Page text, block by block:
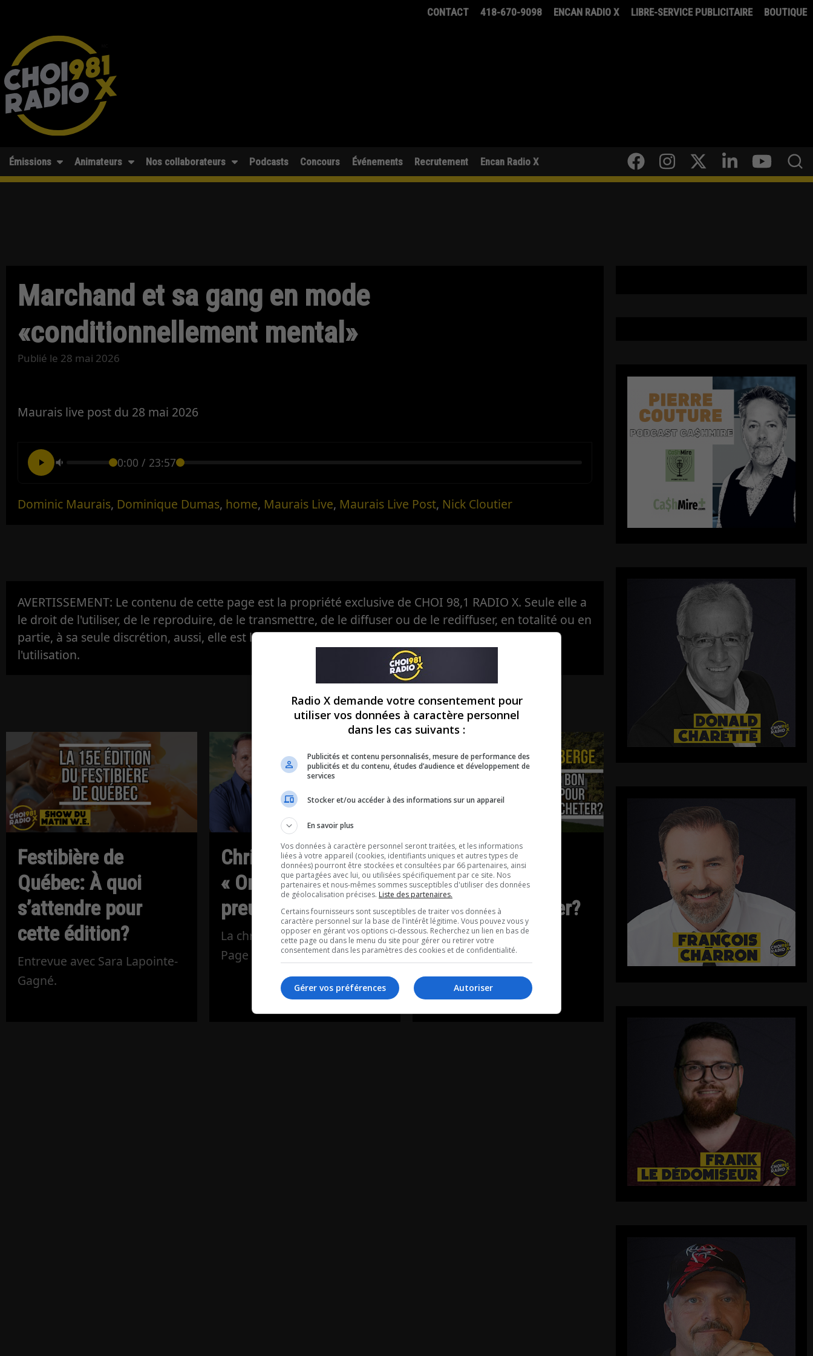
CONTACT 418-670-9098 ENCAN RADIO X LIBRE-SERVICE PUBLICITAIRE BOUTIQUE
Émissions Animateurs Nos collaborateurs Podcasts Concours Événements Recrutement Encan Radio X
Marchand et sa gang en mode
«conditionnellement mental»
Publié le 28 mai 2026
Maurais live post du 28 mai 2026
0:00 / 23:57
Dominic Maurais, Dominique Dumas, home, Maurais Live, Maurais Live Post, Nick Cloutier
AVERTISSEMENT: Le contenu de cette page est la propriété exclusive de CHOI 98,1 RADIO X. Seule elle a
le droit de l'utiliser, de le reproduire, de le transmettre, de le diffuser ou de le rediffuser, en totalité ou en
partie, à sa seule discrétion, aussi, elle est la seule à avoir, en exclusivité, le droit d'en autoriser
l'utilisation.
Festibière de
Québec: À quoi
s’attendre pour
cette édition?
Entrevue avec Sara Lapointe-
Gagné.
Christian Page:
« On a besoin de
preuves! »
La chronique de Christian
Page
Est-ce le bon
moment pour
vendre ou acheter?
La chronique de Simon
Laberge
Radio X demande votre consentement pour
utiliser vos données à caractère personnel
dans les cas suivants :
Publicités et contenu personnalisés, mesure de performance des
publicités et du contenu, études d’audience et développement de
services
Stocker et/ou accéder à des informations sur un appareil
En savoir plus
Vos données à caractère personnel seront traitées, et les informations
liées à votre appareil (cookies, identifiants uniques et autres types de
données) pourront être stockées et consultées par 66 partenaires, ainsi
que partagées avec lui, ou utilisées spécifiquement par ce site. Nos
partenaires et nous-mêmes sommes susceptibles d'utiliser des données
de géolocalisation précises. Liste des partenaires.
Certains fournisseurs sont susceptibles de traiter vos données à
caractère personnel sur la base de l'intérêt légitime. Vous pouvez vous y
opposer en gérant vos options ci-dessous. Recherchez un lien en bas de
cette page ou dans le menu du site pour gérer ou retirer votre
consentement dans les paramètres des cookies et de confidentialité.
Autoriser
Gérer vos préférences